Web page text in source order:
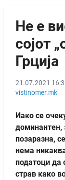
Не е
сојот
Грција
21.07.2021
vistinomer.mk
Иако се
доминантен,
позаразна,
нема
податоци да
страв како